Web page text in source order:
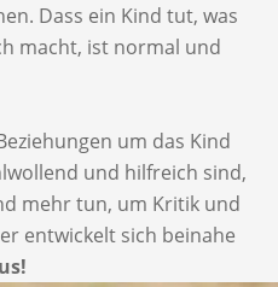
Dass ein Kind tut, was
macht, ist normal und
um das Kind
und hilfreich sind,
mehr tun, um Kritik und
entwickelt sich beinahe